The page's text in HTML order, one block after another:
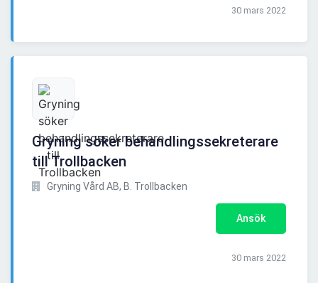
30 mars 2022
Gryning söker behandlingssekreterare
till Trollbacken
Gryning Vård AB, B. Trollbacken
Ansök
30 mars 2022